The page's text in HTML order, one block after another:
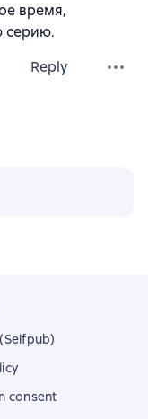
время,
серию.
Reply
consent